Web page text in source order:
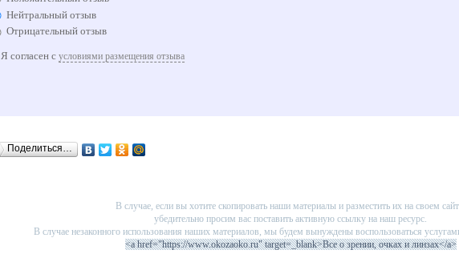
Нейтральный отзыв
Отрицательный отзыв
Я согласен с условиями размещения отзыва
Поделиться…
В случае, если вы хотите скопировать наши материалы и разместить их на своем
убедительно просим вас поставить активную ссылку на наш ресурс.
В случае незаконного использования наших материалов, мы будем вынуждены воспользоваться
<a href="https://www.okozaoko.ru" target=_blank>Все о зрении, очках и линзах</a>